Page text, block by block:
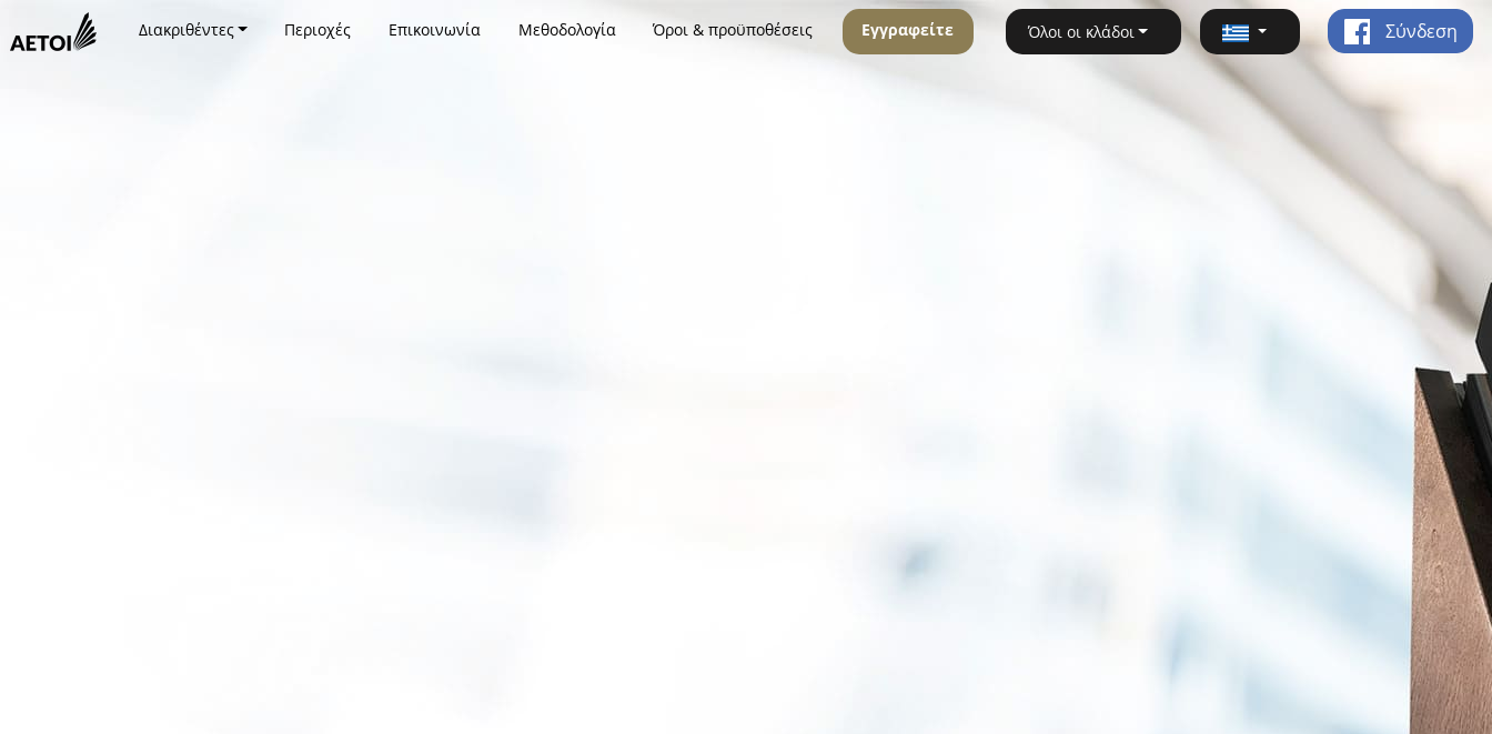
Διακριθέντες Περιοχές Επικοινωνία Μεθοδολογία Όροι & προϋποθέσεις Εγγραφείτε Όλοι οι κλάδοι Σύνδεση